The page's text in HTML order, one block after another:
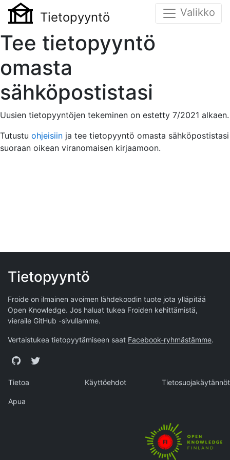
Tietopyyntö Valikko
Tee tietopyyntö
omasta
sähköpostistasi
Uusien tietopyyntöjen tekeminen on estetty 7/2021 alkaen.
Tutustu ohjeisiin ja tee tietopyyntö omasta sähköpostistasi
suoraan oikean viranomaisen kirjaamoon.
Tietopyyntö
Froide on ilmainen avoimen lähdekoodin tuote jota ylläpitää
Open Knowledge. Jos haluat tukea Froiden kehittämistä,
vieraile GitHub -sivullamme.
Vertaistukea tietopyytämiseen saat Facebook-ryhmästämme.
GitHubTwitter
Tietoa Käyttöehdot Tietosuojakäytännöt
Apua